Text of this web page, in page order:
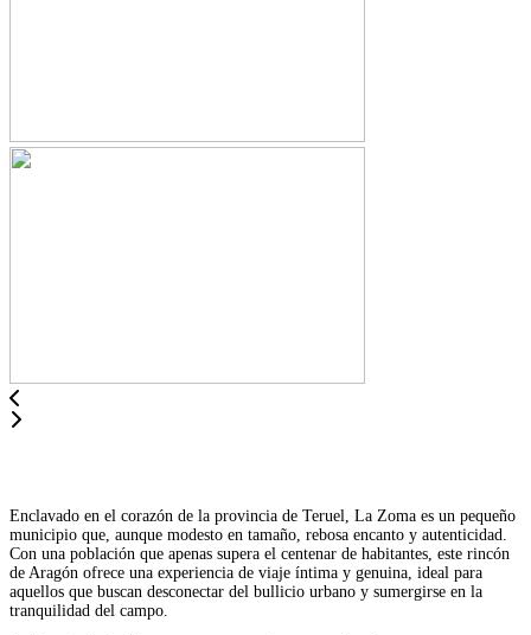
Enclavado en el corazón de la provincia de Teruel, La Zoma es un pequeño
municipio que, aunque modesto en tamaño, rebosa encanto y autenticidad.
Con una población que apenas supera el centenar de habitantes, este rincón
de Aragón ofrece una experiencia de viaje íntima y genuina, ideal para
aquellos que buscan desconectar del bullicio urbano y sumergirse en la
tranquilidad del campo.